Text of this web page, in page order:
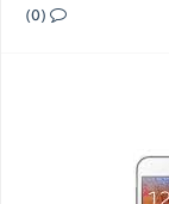
(0)